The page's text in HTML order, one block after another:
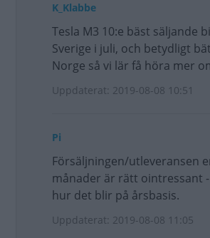
K_Klabbe
Tesla M3 10:e bäst säljande
Sverige i juli, och betydligt
Norge så vi lär få höra mer
Uppdaterat: 2019-08-08 10:51
Pi
Försäljningen/utleveransen
månader är rätt ointressant
hur det blir på årsbasis.
Uppdaterat: 2019-08-08 11:05